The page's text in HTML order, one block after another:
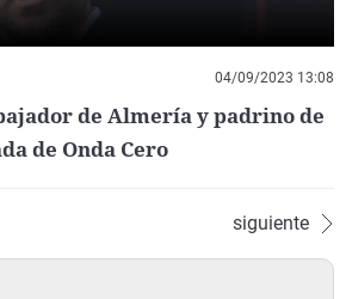
04/09/2023 13:08
de Almería y padrino de
de Onda Cero
siguiente